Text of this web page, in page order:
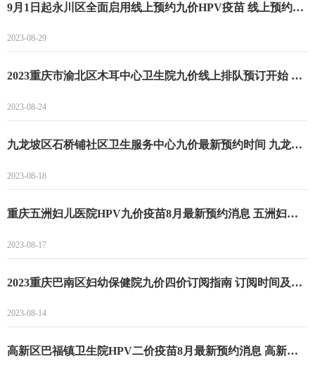
9月1日起永川区全面启用线上预约九价HPV疫苗 线上预约流程一览
2023-08-29
2023重庆市渝北区木耳中心卫生院九价线上排队预订开始 预订方式及流程一览
2023-08-24
九龙坡区石桥铺社区卫生服务中心九价最新预约时间 九龙坡区石桥铺社区卫生服务中心九价HPV疫苗预约通知
2023-08-18
重庆五洲妇儿医院HPV九价疫苗8月最新预约消息 五洲妇儿医院九价预约时间和流程
2023-08-17
2023重庆巴南区妇幼保健院九价四价订阅指南 订阅时间及方式一览
2023-08-14
高新区巴福镇卫生院HPV二价疫苗8月最新预约消息 高新区巴福镇卫生院二价预约时间和流程